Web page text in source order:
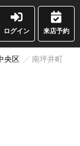
ログイン 来店予約
央区 南坪井町